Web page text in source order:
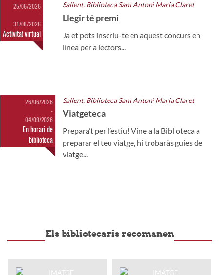
25/06/2026
-
31/08/2026
Activitat virtual
Sallent. Biblioteca Sant Antoni Maria Claret
Llegir té premi
Ja et pots inscriu-te en aquest concurs en
línea per a lectors...
26/06/2026
-
04/09/2026
En horari de
biblioteca
Sallent. Biblioteca Sant Antoni Maria Claret
Viatgeteca
Prepara’t per l’estiu! Vine a la Biblioteca a
preparar el teu viatge, hi trobaràs guies de
viatge...
Els bibliotecaris recomanen